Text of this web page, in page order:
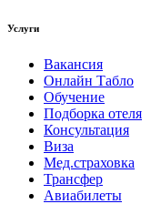
Услуги
Вакансия
Онлайн Табло
Обучение
Подборка отеля
Консультация
Виза
Мед.страховка
Трансфер
Авиабилеты